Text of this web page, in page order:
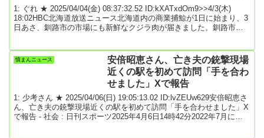
どうしようかと」客は歓喜、店に
活気…釧路
1: ぐれ ★ 2025/04/04(金) 08:37:32.52 ID:kXATxdOm9>>4/3(木)
18:02HBC北海道放送ニュース北海道内の商業捕鯨が1日に始まり、3
日あさ、釧路市の市場にも新鮮なクジラ肉が届きました。釧路市の
た、売り切れたらどうしようかと」客「ことしもクジラきたーって
感じ」地元の皆さんが熱をあげるクジラ。木村鮮魚店 小林勝行 代表
憤まんニュース
安倍昭恵さん、亡き夫の銃撃現場
近くの駅を初めて訪問「手を合わ
せました」Xで報告
1: 少考さん ★ 2025/04/06(日) 19:05:13.02 ID:lvZEUw629安倍昭恵さ
ん、亡き夫の銃撃現場近くの駅を初めて訪問「手を合わせました」X
で報告 - 社会 : 日刊スポーツ2025年4月6日14時42分2022年7月に銃